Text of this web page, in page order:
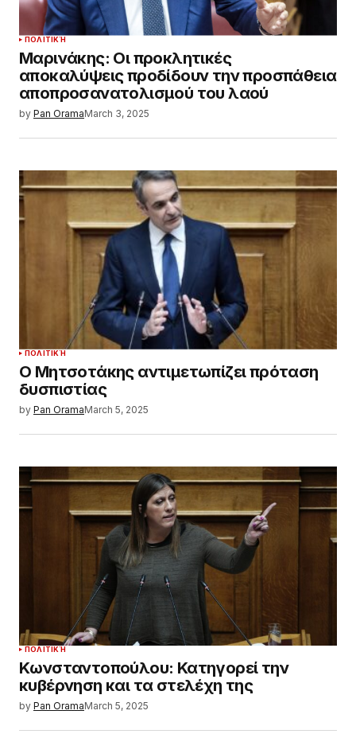
ΠΟΛΙΤΙΚΉ
Μαρινάκης: Οι προκλητικές
αποκαλύψεις προδίδουν την προσπάθεια
αποπροσανατολισμού του λαού
by Pan OramaMarch 3, 2025
ΠΟΛΙΤΙΚΉ
Ο Μητσοτάκης αντιμετωπίζει πρόταση
δυσπιστίας
by Pan OramaMarch 5, 2025
ΠΟΛΙΤΙΚΉ
Κωνσταντοπούλου: Κατηγορεί την
κυβέρνηση και τα στελέχη της
by Pan OramaMarch 5, 2025